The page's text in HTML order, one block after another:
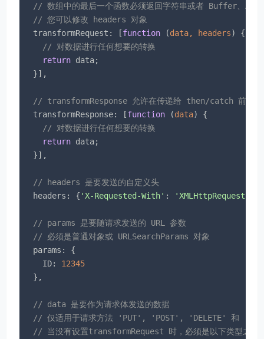
// 数组中的最后一个函数必须返回字符串或者 Buffer、
// 您可以修改 headers 对象
transformRequest : [function (data, headers) {
// 对数据进行任何想要的转换
return data;
  }],
// transformResponse 允许在传递给 then/catch 前修改
transformResponse: [function (data) {
// 对数据进行任何想要的转换
return data;
  }],
// headers 是要发送的自定义头
headers : { 'X-Requested-With' : 'XMLHttpRequest'
// params 是要随请求发送的 URL 参数
// 必须是普通对象或 URLSearchParams 对象
params : {
ID: 12345
  },
// data 是要作为请求体发送的数据
// 仅适用于请求方法 'PUT', 'POST', 'DELETE' 和
// 当没有设置transformRequest 时，必须是以下类型之一